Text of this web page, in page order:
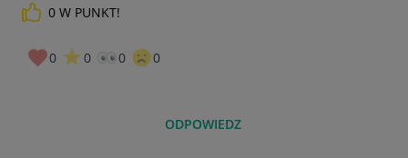
0 W PUNKT!
0 0 0 0
ODPOWIEDZ